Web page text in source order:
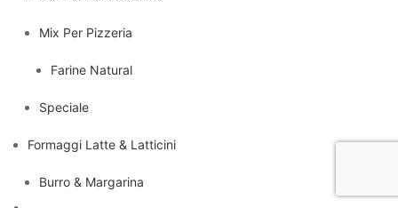
Mix Per Pizzeria
Farine Natural
Speciale
Formaggi Latte & Latticini
Burro & Margarina